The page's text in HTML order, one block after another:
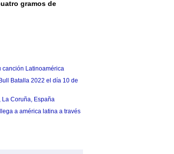
gramos de
canción Latinoamérica
Batalla 2022 el día 10 de
La Coruña, España
a américa latina a través